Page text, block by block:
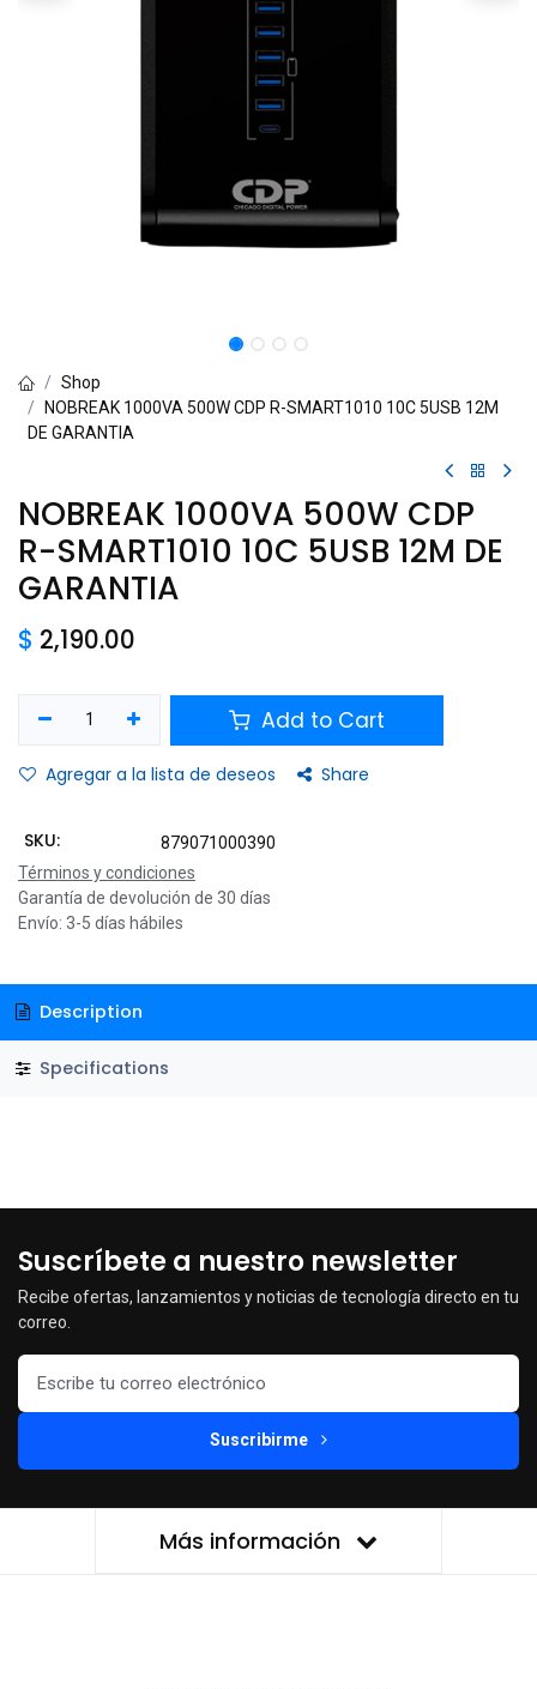
Shop
NOBREAK 1000VA 500W CDP R-SMART1010 10C 5USB 12M
DE GARANTIA
NOBREAK 1000VA 500W CDP
R-SMART1010 10C 5USB 12M DE
GARANTIA
$ 2,190.00
Add to Cart
Agregar a la lista de deseos Share
SKU:
879071000390
Términos y condiciones
Garantía de devolución de 30 días
Envío: 3-5 días hábiles
Description
Specifications
Suscríbete a nuestro newsletter
Recibe ofertas, lanzamientos y noticias de tecnología directo en tu
correo.
Suscribirme
Más información